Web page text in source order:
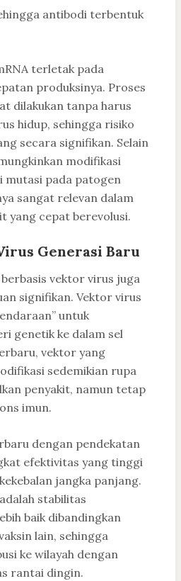
antibodi terbentuk
terletak pada
produksinya. Proses
dilakukan tanpa harus
hidup, sehingga risiko
secara signifikan. Selain
modifikasi
mutasi pada patogen
sangat relevan dalam
yang cepat berevolusi.
Generasi Baru
berbasis vektor virus juga
signifikan. Vektor virus
untuk
genetik ke dalam sel
vektor yang
sedemikian rupa
penyakit, namun tetap
imun.
dengan pendekatan
efektivitas yang tinggi
jangka panjang.
stabilitas
baik dibandingkan
lain, sehingga
ke wilayah dengan
rantai dingin.